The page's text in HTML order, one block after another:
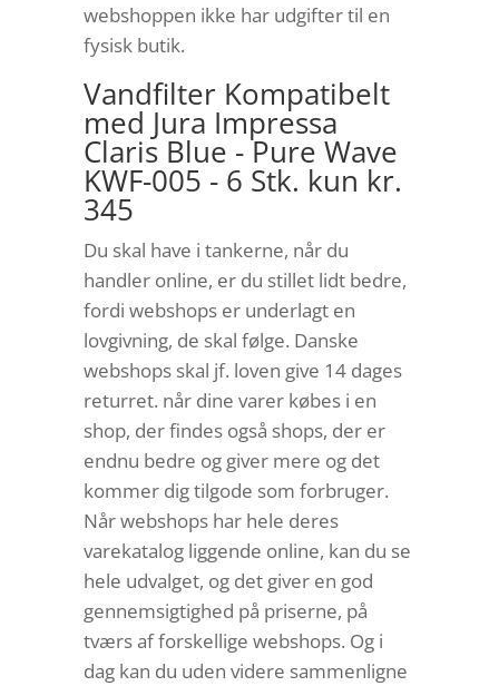
webshoppen ikke har udgifter til en
fysisk butik.
Vandfilter Kompatibelt
med Jura Impressa
Claris Blue - Pure Wave
KWF-005 - 6 Stk. kun kr.
345
Du skal have i tankerne, når du
handler online, er du stillet lidt bedre,
fordi webshops er underlagt en
lovgivning, de skal følge. Danske
webshops skal jf. loven give 14 dages
returret. når dine varer købes i en
shop, der findes også shops, der er
endnu bedre og giver mere og det
kommer dig tilgode som forbruger.
Når webshops har hele deres
varekatalog liggende online, kan du se
hele udvalget, og det giver en god
gennemsigtighed på priserne, på
tværs af forskellige webshops. Og i
dag kan du uden videre sammenligne